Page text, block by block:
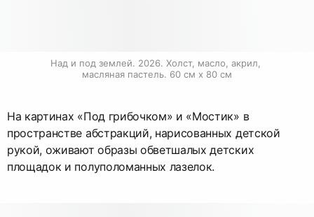
Над и под землей. 2026. Холст, масло, акрил,
масляная пастель. 60 см х 80 см
На картинах «Под грибочком» и «Мостик» в
пространстве абстракций, нарисованных детской
рукой, оживают образы обветшалых детских
площадок и полуполоманных лазелок.